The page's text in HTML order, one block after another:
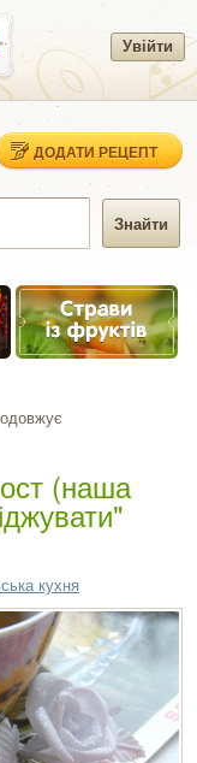
Увійти
ДОДАТИ РЕЦЕПТ
(наша
кухня